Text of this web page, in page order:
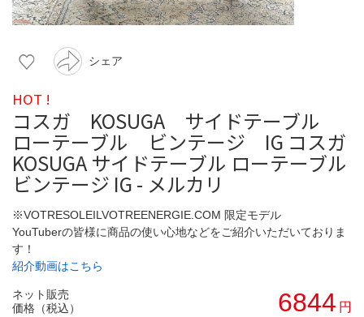
シェア
HOT !
コスガ KOSUGA サイドテーブル
ローテーブル ビンテージ IG コスガ
KOSUGA サイドテーブル ローテーブル
ビンテージ IG - メルカリ
※VOTRESOLEILVOTREENERGIE.COM 限定モデル
YouTuberの皆様に商品の使い心地などをご紹介いただいておりま
す！
紹介動画はこちら
ネット販売
価格（税込）
6844 円